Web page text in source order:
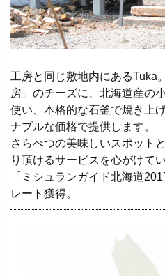
工房と同じ敷地内にあるTuka
房」のチーズに、北海道産の
使い、本格的な石釜で焼き上
ナブルな価格で提供します。
さらべつの美味しいスポット
り頂けるサービスを心がけてい
「ミシュランガイド北海道
レート獲得。